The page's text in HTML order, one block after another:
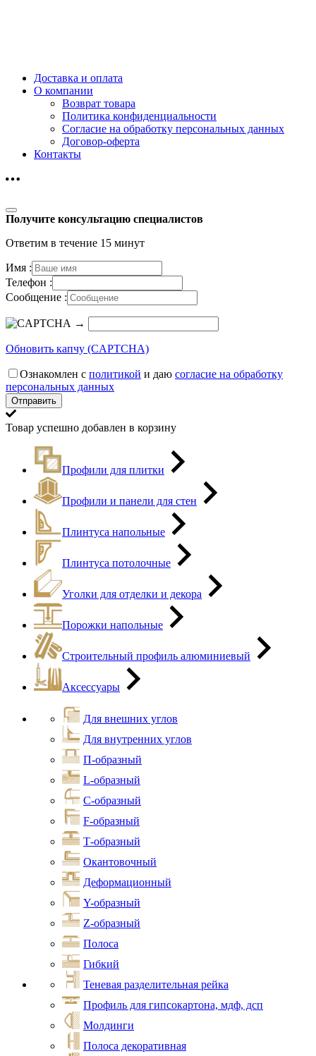
Доставка и оплата
О компании
Возврат товара
Политика конфиденциальности
Согласие на обработку персональных данных
Договор-оферта
Контакты
Получите консультацию специалистов
Ответим в течение 15 минут
Имя :
Телефон :
Сообщение :
→
Обновить капчу (CAPTCHA)
Ознакомлен с политикой и даю согласие на обработку
персональных данных
Товар успешно добавлен в корзину
Профили для плитки
Профили и панели для стен
Плинтуса напольные
Плинтуса потолочные
Уголки для отделки и декора
Порожки напольные
Строительный профиль алюминиевый
Аксессуары
Для внешних углов
Для внутренних углов
П-образный
L-образный
С-образный
F-образный
Т-образный
Окантовочный
Деформационный
Y-образный
Z-образный
Полоса
Гибкий
Теневая разделительная рейка
Профиль для гипсокартона, мдф, дсп
Молдинги
Полоса декоративная